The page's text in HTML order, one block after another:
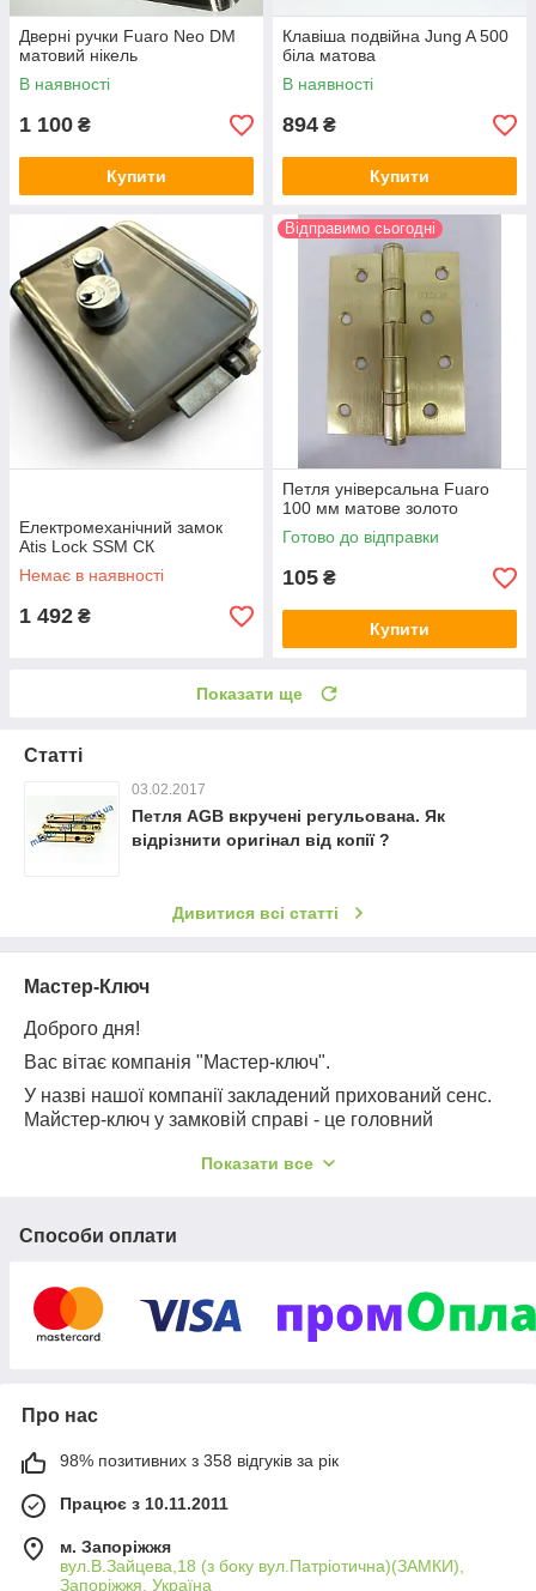
Дверні ручки Fuaro Neo DM
матовий нікель
В наявності
1 100 ₴
Купити
Клавіша подвійна Jung A 500
біла матова
В наявності
894 ₴
Купити
Електромеханічний замок
Atis Lock SSM СК
Немає в наявності
1 492 ₴
Відправимо сьогодні
Петля універсальна Fuaro
100 мм матове золото
Готово до відправки
105 ₴
Купити
Показати ще
Статті
03.02.2017
Петля AGB вкручені регульована. Як
відрізнити оригінал від копії ?
Дивитися всі статті
Мастер-Ключ
Доброго дня!
Вас вітає компанія "Мастер-ключ".
У назві нашої компанії закладений прихований сенс.
Майстер-ключ у замковій справі - це головний
знаннями та досвідом, які ми придбали в процесі
роботи за 25 років.
На сьогоднішній день "Мастер-ключ"- це три
різноманітих магазина у м. Запоріжжя. Один із них
"Локсмайстер Запоріжжя" є сертифікованим
Локсмайстер Федерації (УЛФ) - недержавної
некомерційної громадської організації, яка об'єднує
справжніх професіоналів замкової галузі. Дверні
замки, циліндри, захистні броненакладки, сейфи -
пріорітетні напрями для нашої компанії.
Ми маємо великий досвід роботи в сфері
електробезпеки, електроживлення. Такі відомі бренди
Показати все
Способи оплати
Про нас
98% позитивних з 358 відгуків за рік
Працює з 10.11.2011
м. Запоріжжя
вул.В.Зайцева,18 (з боку вул.Патріотична)(ЗАМКИ),
Запоріжжя, Україна